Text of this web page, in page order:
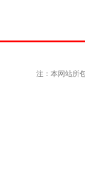
注：本网站所